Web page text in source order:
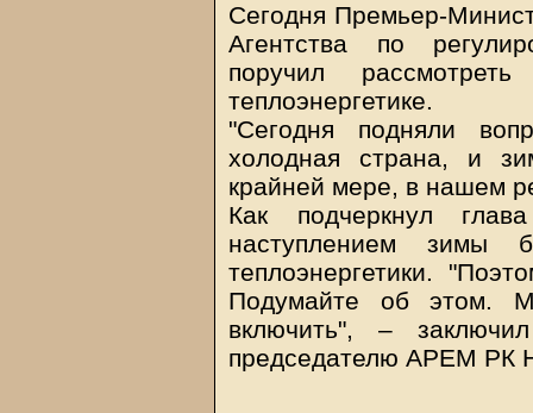
Сегодня Премьер-
Агентства по
поручил
теплоэнергетике.
"Сегодня подняли
холодная страна, и
крайней мере, в нашем
Как подчеркнул
наступлением зимы
теплоэнергетики.
Подумайте об этом.
включить", –
председателю АРЕМ РК